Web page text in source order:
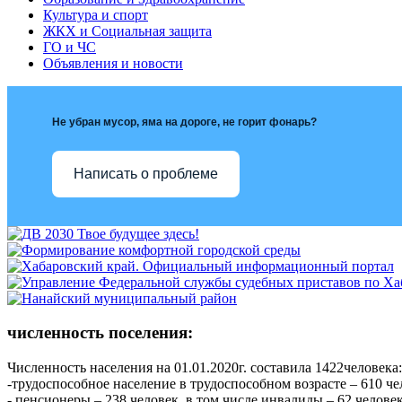
Культура и спорт
ЖКХ и Социальная защита
ГО и ЧС
Объявления и новости
Не убран мусор, яма на дороге, не горит фонарь?
Написать о проблеме
численность поселения:
Численность населения на 01.01.2020г. составила 1422человека:
-трудоспособное население в трудоспособном возрасте – 610